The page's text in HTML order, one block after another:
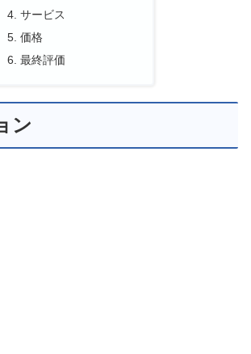
サービス
価格
最終評価
ン